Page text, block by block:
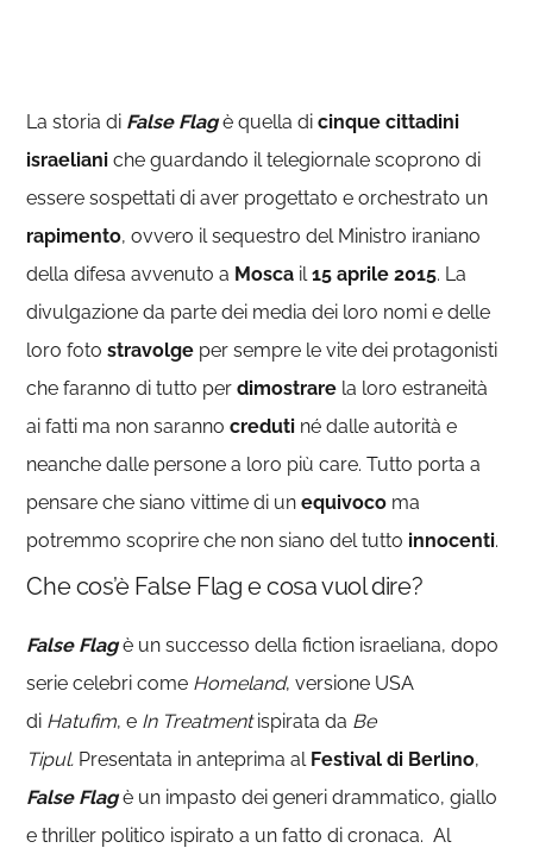
La storia di False Flagè quella dicinque cittadini
israeliani che guardando il telegiornale scoprono di
essere sospettati di aver progettato e orchestrato un
rapimento, ovvero il sequestro del Ministro iraniano
della difesa avvenuto a Mosca il15 aprile 2015. La
divulgazione da parte dei media dei loro nomi e delle
loro fotostravolge per sempre le vite dei protagonisti
che faranno di tutto perdimostrare la loro estraneità
ai fatti ma non sarannocreduti né dalle autorità e
neanche dalle persone a loro più care. Tutto porta a
pensare che siano vittime di unequivoco ma
potremmo scoprire che non siano del tutto innocenti.
Che cos’è False Flag e cosa vuol dire?
False Flagè un successo della fiction israeliana, dopo
serie celebri come Homeland, versione USA
di Hatufim, e In Treatmentispirata da Be
Tipul. Presentata in anteprima al Festival di Berlino,
False Flagè un impasto dei generi drammatico, giallo
e thriller politico ispirato a un fatto di cronaca. Al